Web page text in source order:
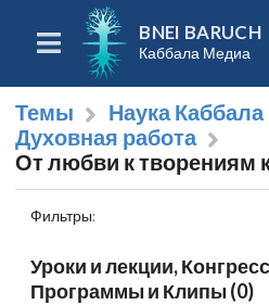
BNEI BARUCH
Каббала Медиа
Темы
Наука Каббала
Духовная работа
От любви к творениям
Фильтры:
Уроки и лекции,
Программы и Клипы (0)